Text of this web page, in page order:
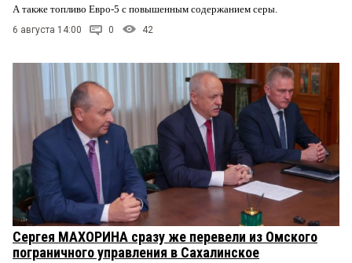
А также топливо Евро-5 с повышенным содержанием серы.
6 августа 14:00 0 42
Сергея МАХОРИНА сразу же перевели из Омского
пограничного управления в Сахалинское